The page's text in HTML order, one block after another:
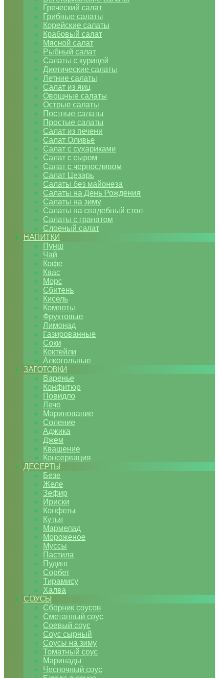
Греческий салат
Грибные салаты
Корейские салаты
Крабовый салат
Мясной салат
Рыбный салат
Салаты с курицей
Диетические салаты
Летние салаты
Салат из яиц
Овощные салаты
Острые салаты
Постные салаты
Простые салаты
Салат из печени
Салат Оливье
Салат с сухариками
Салат с сыром
Салат с черносливом
Салат Цезарь
Салаты без майонеза
Салаты на День Рождения
Салаты на зиму
Салаты на свадебный стол
Салаты с гранатом
Слоеный салат
НАПИТКИ
Пунш
Чай
Кофе
Квас
Морс
Сбитень
Кисель
Компоты
Фруктовые
Лимонад
Газированные
Соки
Коктейли
Алкогольные
ЗАГОТОВКИ
Варенье
Конфитюр
Повидло
Лечо
Маринование
Соление
Аджика
Джем
Квашение
Консервация
ДЕСЕРТЫ
Безе
Желе
Зефир
Ириски
Конфеты
Кутья
Мармелад
Мороженое
Муссы
Пастила
Пудинг
Сорбет
Тирамису
Халва
СОУСЫ
Сборник соусов
Сметанный соус
Соевый соус
Соус сырный
Соусы на зиму
Томатный соус
Маринады
Чесночный соус